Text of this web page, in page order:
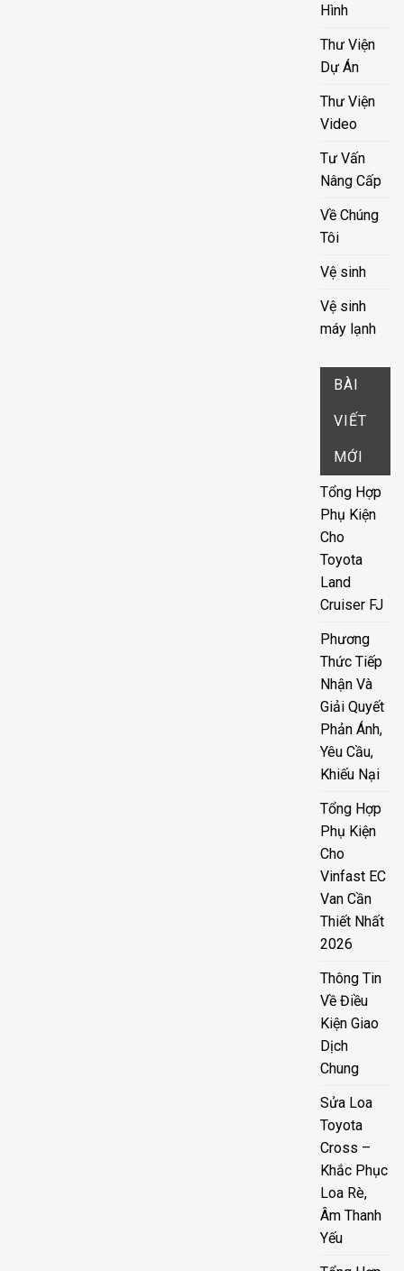
Hình
Thư Viện
Dự Án
Thư Viện
Video
Tư Vấn
Nâng Cấp
Về Chúng
Tôi
Vệ sinh
Vệ sinh
máy lạnh
BÀI
VIẾT
MỚI
Tổng Hợp
Phụ Kiện
Cho
Toyota
Land
Cruiser FJ
Phương
Thức Tiếp
Nhận Và
Giải Quyết
Phản Ánh,
Yêu Cầu,
Khiếu Nại
Tổng Hợp
Phụ Kiện
Cho
Vinfast EC
Van Cần
Thiết Nhất
2026
Thông Tin
Về Điều
Kiện Giao
Dịch
Chung
Sửa Loa
Toyota
Cross –
Khắc Phục
Loa Rè,
Âm Thanh
Yếu